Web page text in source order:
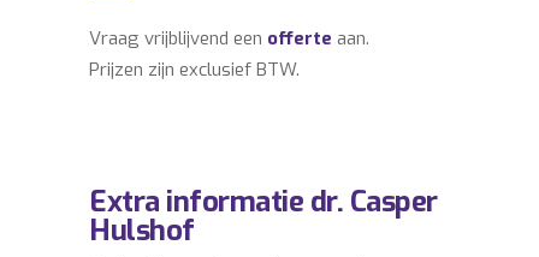
Vraag vrijblijvend een offerte aan.
Prijzen zijn exclusief BTW.
Extra informatie dr. Casper
Hulshof